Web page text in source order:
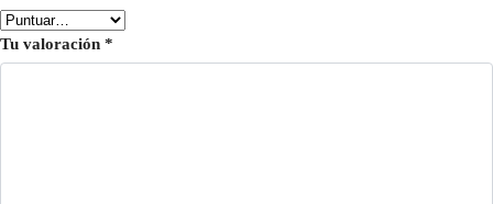
Tu valoración *